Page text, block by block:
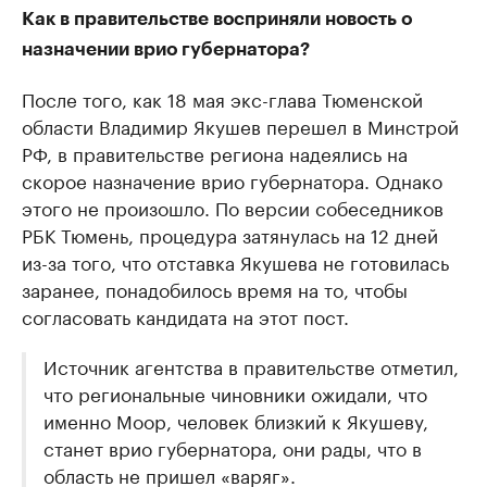
Как в правительстве восприняли новость о
назначении врио губернатора?
После того, как 18 мая экс-глава Тюменской
области Владимир Якушев перешел в Минстрой
РФ, в правительстве региона надеялись на
скорое назначение врио губернатора. Однако
этого не произошло. По версии собеседников
РБК Тюмень, процедура затянулась на 12 дней
из-за того, что отставка Якушева не готовилась
заранее, понадобилось время на то, чтобы
согласовать кандидата на этот пост.
Источник агентства в правительстве отметил,
что региональные чиновники ожидали, что
именно Моор, человек близкий к Якушеву,
станет врио губернатора, они рады, что в
область не пришел «варяг».